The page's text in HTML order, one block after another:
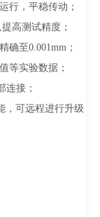
行，平稳传动；
高测试精度；
确至0.001mm；
等实验数据；
连接；
，可远程进行升级